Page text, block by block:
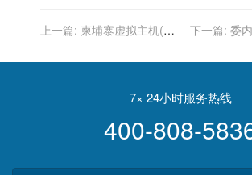
上一篇: 柬埔寨虚拟主机(网
下一篇: 委
7× 24小时服务热线
400-808-